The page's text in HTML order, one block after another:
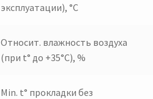
эксплуатации), °C
Относит. влажность воздуха
(при t° до +35°C), %
Min. t° прокладки без